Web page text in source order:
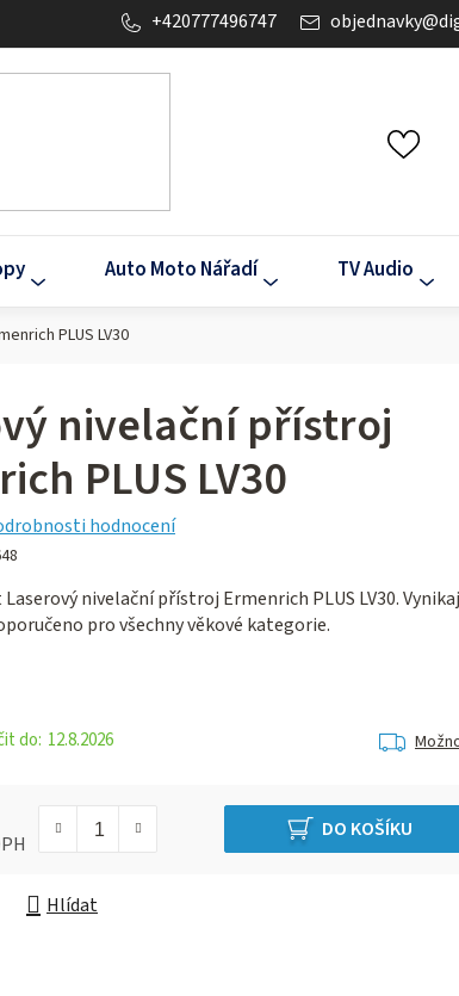
objednavky@
+420777496747
Auto Moto Nářadí TV Audio
PLUS LV30
nivelační přístroj
PLUS LV30
hodnocení
nivelační přístroj Ermenrich PLUS LV30.
pro všechny věkové kategorie.
12.8.2026
DO KOŠÍKU
Hlídat